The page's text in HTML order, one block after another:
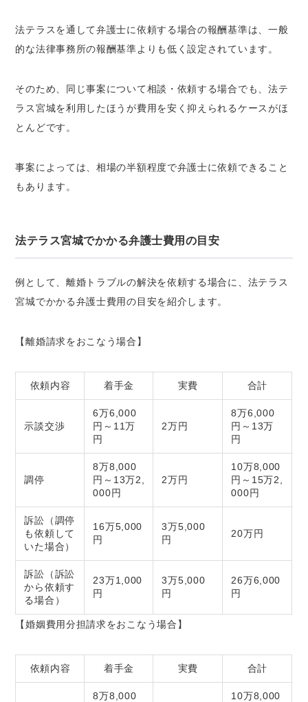
法テラスを通して弁護士に依頼する場合の報酬基準は、一般
的な法律事務所の報酬基準よりも低く設定されています。
そのため、同じ事案について相談・依頼する場合でも、法テ
ラス宮城を利用したほうが費用を安く抑えられるケースがほ
とんどです。
事案によっては、相場の半額程度で弁護士に依頼できること
もあります。
法テラス宮城でかかる弁護士費用の目安
例として、離婚トラブルの解決を依頼する場合に、法テラス
宮城でかかる弁護士費用の目安を紹介します。
【離婚請求をおこなう場合】
依頼内容 着手金 実費 合計
示談交渉
6万6,000
円～11万
円
2万円
8万6,000
円～13万
円
調停
8万8,000
円～13万2,
000円
2万円
10万8,000
円～15万2,
000円
訴訟（調停
も依頼して
いた場合）
16万5,000
円
3万5,000
円
20万円
訴訟（訴訟
から依頼す
る場合）
23万1,000
円
3万5,000
円
26万6,000
円
【婚姻費用分担請求をおこなう場合】
依頼内容 着手金 実費 合計
8万8,000
10万8,000